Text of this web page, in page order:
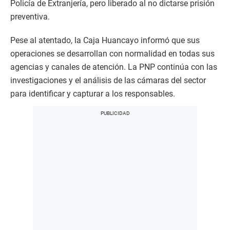
Policía de Extranjería, pero liberado al no dictarse prisión
preventiva.
Pese al atentado, la Caja Huancayo informó que sus
operaciones se desarrollan con normalidad en todas sus
agencias y canales de atención. La PNP continúa con las
investigaciones y el análisis de las cámaras del sector
para identificar y capturar a los responsables.